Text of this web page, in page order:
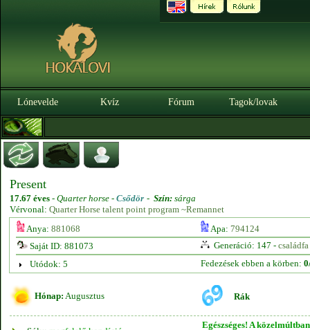
Lónevelde Kvíz Fórum Tagok/lovak
Present
17.67 éves - Quarter horse - Csődör - Szín: sárga
Vérvonal: Quarter Horse talent point program ~Remannet
Anya: 881068 Apa: 794124
Saját ID: 881073
Generáció: 147 - családfa
Utódok: 5
Fedezések ebben a körben:
Hónap: Augusztus Rák
Egészséges! A